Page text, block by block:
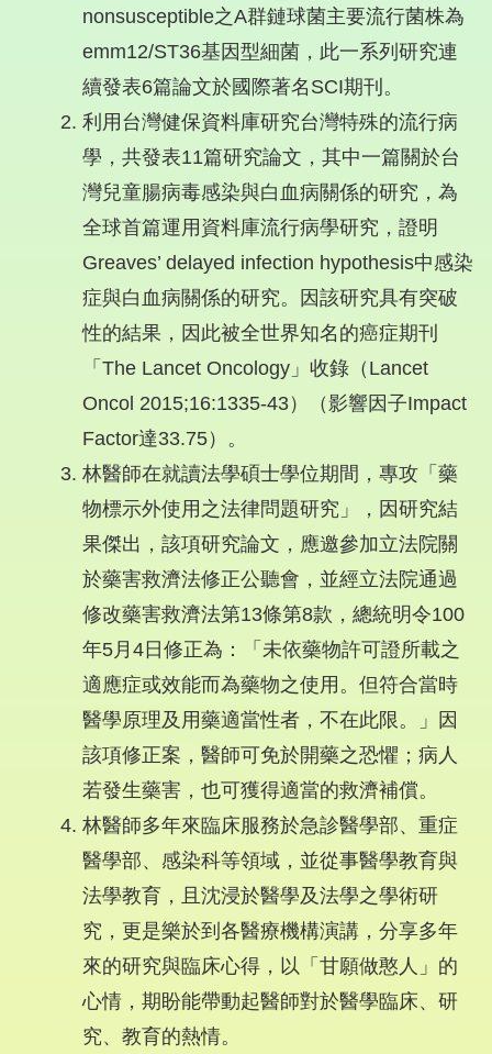
nonsusceptible之A群鏈球菌主要流行菌株為
emm12/ST36基因型細菌，此一系列研究連
續發表6篇論文於國際著名SCI期刊。
利用台灣健保資料庫研究台灣特殊的流行病
學，共發表11篇研究論文，其中一篇關於台
灣兒童腸病毒感染與白血病關係的研究，為
全球首篇運用資料庫流行病學研究，證明
Greaves’ delayed infection hypothesis中感染
症與白血病關係的研究。因該研究具有突破
性的結果，因此被全世界知名的癌症期刊
「The Lancet Oncology」收錄（Lancet
Oncol 2015;16:1335-43）（影響因子Impact
Factor達33.75）。
林醫師在就讀法學碩士學位期間，專攻「藥
物標示外使用之法律問題研究」，因研究結
果傑出，該項研究論文，應邀參加立法院關
於藥害救濟法修正公聽會，並經立法院通過
修改藥害救濟法第13條第8款，總統明令100
年5月4日修正為：「未依藥物許可證所載之
適應症或效能而為藥物之使用。但符合當時
醫學原理及用藥適當性者，不在此限。」因
該項修正案，醫師可免於開藥之恐懼；病人
若發生藥害，也可獲得適當的救濟補償。
林醫師多年來臨床服務於急診醫學部、重症
醫學部、感染科等領域，並從事醫學教育與
法學教育，且沈浸於醫學及法學之學術研
究，更是樂於到各醫療機構演講，分享多年
來的研究與臨床心得，以「甘願做憨人」的
心情，期盼能帶動起醫師對於醫學臨床、研
究、教育的熱情。